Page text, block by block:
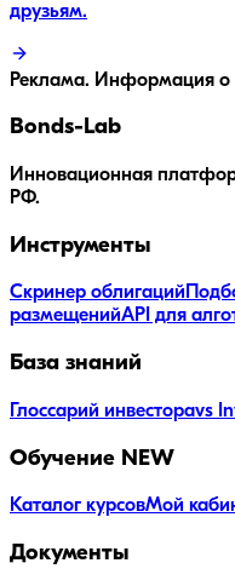
друзьям.
Реклама. Информация о
Bonds-Lab
Инновационная
РФ.
Инструменты
Скринер облигаций
размещенийAPI для
База знаний
Глоссарий инвестораvs
Обучение NEW
Каталог курсовМой
Документы